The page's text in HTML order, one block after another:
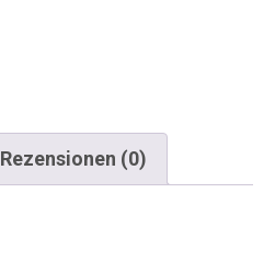
Rezensionen (0)